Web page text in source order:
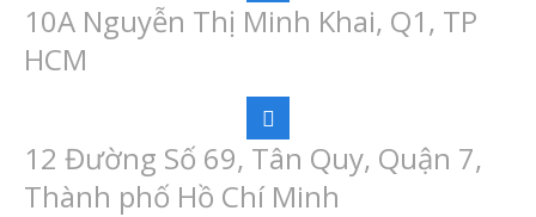
10A Nguyễn Thị Minh Khai, Q1, TP
HCM
12 Đường Số 69, Tân Quy, Quận 7,
Thành phố Hồ Chí Minh